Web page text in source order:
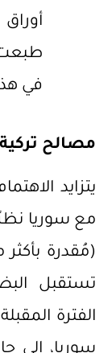
في
مصالح تركية
يتزايد
مع سوريا
تستقبل
الفترة